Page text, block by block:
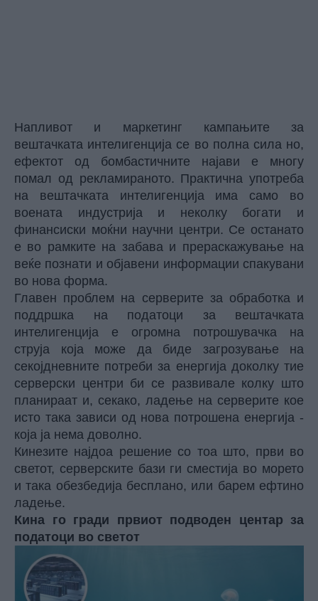
Напливот и маркетинг кампањите за
вештачката интелигенција се во полна сила но,
ефектот од бомбастичните најави е многу
помал од рекламираното. Практична употреба
на вештачката интелигенција има само во
воената индустрија и неколку богати и
финансиски моќни научни центри. Се останато
е во рамките на забава и прераскажување на
веќе познати и објавени информации спакувани
во нова форма.
Главен проблем на серверите за обработка и
поддршка на податоци за вештачката
интелигенција е огромна потрошувачка на
струја која може да биде загрозување на
секојдневните потреби за енергија доколку тие
серверски центри би се развивале колку што
планираат и, секако, ладење на серверите кое
исто така зависи од нова потрошена енергија -
која ја нема доволно.
Кинезите најдоа решение со тоа што, први во
светот, серверските бази ги сместија во морето
и така обезбедија бесплано, или барем ефтино
ладење.
Кина го гради првиот подводен центар за
податоци во светот